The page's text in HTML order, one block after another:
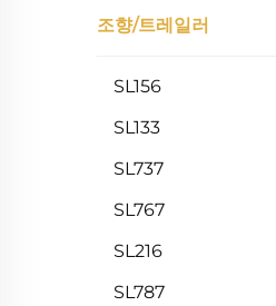
조향/트레일러
SL156
SL133
SL737
SL767
SL216
SL787